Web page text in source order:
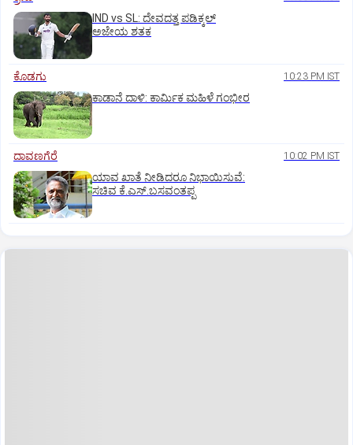
IND vs SL: ದೇವದತ್ತ ಪಡಿಕ್ಕಲ್‌
ಅಜೇಯ ಶತಕ
ಕೊಡಗು 10:23 PM IST
ಕಾಡಾನೆ ದಾಳಿ: ಕಾರ್ಮಿಕ ಮಹಿಳೆ ಗಂಭೀರ
ದಾವಣಗೆರೆ 10:02 PM IST
ಯಾವ ಖಾತೆ ನೀಡಿದರೂ ನಿಭಾಯಿಸುವೆ:
ಸಚಿವ ಕೆ.ಎಸ್.ಬಸವಂತಪ್ಪ